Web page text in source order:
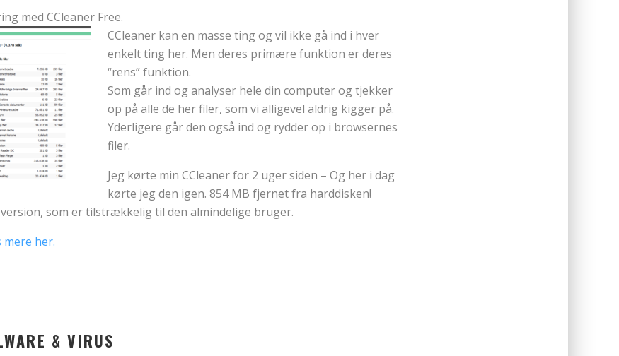
med CCleaner Free.
CCleaner kan en masse ting og vil ikke gå ind i hver
enkelt ting her. Men deres primære funktion er deres
“rens” funktion.
Som går ind og analyser hele din computer og tjekker
op på alle de her filer, som vi alligevel aldrig kigger på.
Yderligere går den også ind og rydder op i browsernes
filer.
Jeg kørte min CCleaner for 2 uger siden – Og her i dag
kørte jeg den igen. 854 MB fjernet fra harddisken!
som er tilstrækkelig til den almindelige bruger.
mere her.
& VIRUS